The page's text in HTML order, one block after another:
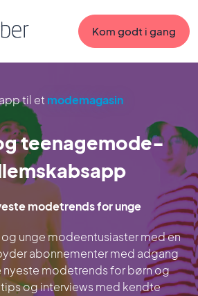
Kom godt i gang
til et modemagasin
teenagemode-
modetrends for unge
unge modeentusiaster med en
abonnementer med adgang
nyeste modetrends for børn og
og interviews med kendte